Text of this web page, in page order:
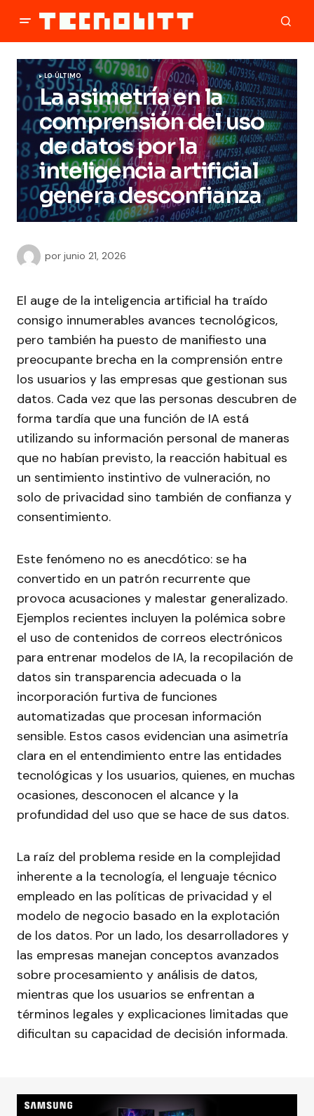
LO ÚLTIMO
La asimetría en la
comprensión del uso
de datos por la
inteligencia artificial
genera desconfianza
por junio 21, 2026
El auge de la inteligencia artificial ha traído
consigo innumerables avances tecnológicos,
pero también ha puesto de manifiesto una
preocupante brecha en la comprensión entre
los usuarios y las empresas que gestionan sus
datos. Cada vez que las personas descubren de
forma tardía que una función de IA está
utilizando su información personal de maneras
que no habían previsto, la reacción habitual es
un sentimiento instintivo de vulneración, no
solo de privacidad sino también de confianza y
consentimiento.
Este fenómeno no es anecdótico: se ha
convertido en un patrón recurrente que
provoca acusaciones y malestar generalizado.
Ejemplos recientes incluyen la polémica sobre
el uso de contenidos de correos electrónicos
para entrenar modelos de IA, la recopilación de
datos sin transparencia adecuada o la
incorporación furtiva de funciones
automatizadas que procesan información
sensible. Estos casos evidencian una asimetría
clara en el entendimiento entre las entidades
tecnológicas y los usuarios, quienes, en muchas
ocasiones, desconocen el alcance y la
profundidad del uso que se hace de sus datos.
La raíz del problema reside en la complejidad
inherente a la tecnología, el lenguaje técnico
empleado en las políticas de privacidad y el
modelo de negocio basado en la explotación
de los datos. Por un lado, los desarrolladores y
las empresas manejan conceptos avanzados
sobre procesamiento y análisis de datos,
mientras que los usuarios se enfrentan a
términos legales y explicaciones limitadas que
dificultan su capacidad de decisión informada.